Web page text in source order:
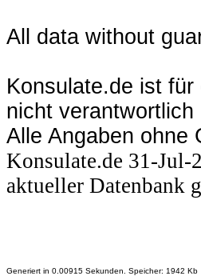
All data without
Konsulate.de ist
nicht verantwortlich
Alle Angaben ohne
Konsulate.de 31-Jul-
aktueller Datenbank
Generiert in 0.00915 Sekunden. Speicher: 1942 Kb